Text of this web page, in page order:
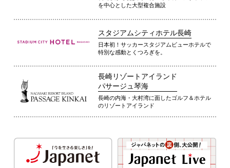
を中心とした大型複合施設
スタジアムシティホテル長崎
日本初！サッカースタジアムビューホテルで
特別な感動とくつろぎを。
長崎リゾートアイランド
パサージュ琴海
長崎の内海・大村湾に面したゴルフ＆ホテル
のリゾートアイランド